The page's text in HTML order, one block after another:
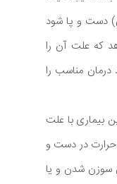
دست و پا شود
که علت آن را
درمان مناسب را
بیماری با علت
حرارت در دست و
سوزن شدن و یا